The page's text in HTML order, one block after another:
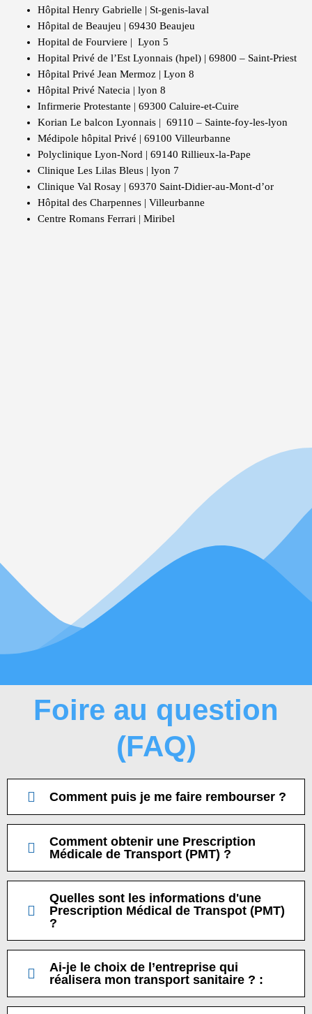
Hôpital Henry Gabrielle | St-genis-laval
Hôpital de Beaujeu | 69430 Beaujeu
Hopital de Fourviere | Lyon 5
Hopital Privé de l’Est Lyonnais (hpel) | 69800 – Saint-Priest
Hôpital Privé Jean Mermoz | Lyon 8
Hôpital Privé Natecia | lyon 8
Infirmerie Protestante | 69300 Caluire-et-Cuire
Korian Le balcon Lyonnais | 69110 – Sainte-foy-les-lyon
Médipole hôpital Privé | 69100 Villeurbanne
Polyclinique Lyon-Nord | 69140 Rillieux-la-Pape
Clinique Les Lilas Bleus | lyon 7
Clinique Val Rosay | 69370 Saint-Didier-au-Mont-d’or
Hôpital des Charpennes | Villeurbanne
Centre Romans Ferrari | Miribel
Foire au question
(FAQ)
Comment puis je me faire rembourser ?
Comment obtenir une Prescription
Médicale de Transport (PMT) ?
Quelles sont les informations d'une
Prescription Médical de Transpot (PMT)
?
Ai-je le choix de l’entreprise qui
réalisera mon transport sanitaire ? :